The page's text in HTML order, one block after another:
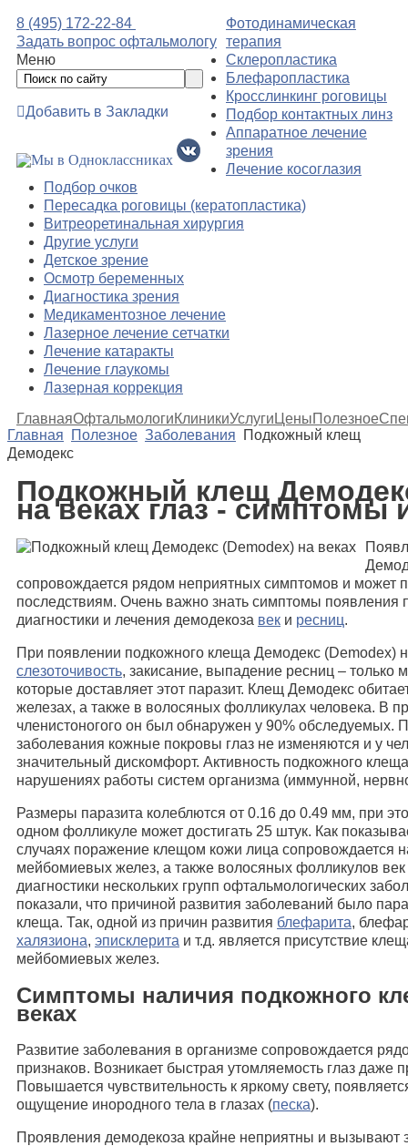
8 (495) 172-22-84
Задать вопрос офтальмологу
Меню
Добавить в Закладки
Фотодинамическая
терапия
Склеропластика
Блефаропластика
Кросслинкинг роговицы
Подбор контактных линз
Аппаратное лечение
зрения
Лечение косоглазия
Подбор очков
Пересадка роговицы (кератопластика)
Витреоретинальная хирургия
Другие услуги
Детское зрение
Осмотр беременных
Диагностика зрения
Медикаментозное лечение
Лазерное лечение сетчатки
Лечение катаракты
Лечение глаукомы
Лазерная коррекция
ГлавнаяОфтальмологиКлиникиУслуги ЦеныПолезное
Главная
Полезное Заболевания
Подкожный клещ
Демодекс
Подкожный клещ
на веках глаз - симптомы
сопровождается рядом неприятных симптомов и может
последствиям. Очень важно знать симптомы появления
диагностики и лечения демодекоза век и ресниц.
При появлении подкожного клеща Демодекс (Demodex)
слезоточивость, закисание, выпадение ресниц – только
которые доставляет этот паразит. Клещ Демодекс
железах, а также в волосяных фолликулах человека. В
членистоногого он был обнаружен у 90% обследуемых.
заболевания кожные покровы глаз не изменяются и у
значительный дискомфорт. Активность подкожного
нарушениях работы систем организма (иммунной,
Размеры паразита колеблются от 0.16 до 0.49 мм, при
одном фолликуле может достигать 25 штук. Как
случаях поражение клещом кожи лица сопровождается
мейбомиевых желез, а также волосяных фолликулов
диагностики нескольких групп офтальмологических
показали, что причиной развития заболеваний было
клеща. Так, одной из причин развития блефарита,
халязиона, эписклерита и т.д. является присутствие
мейбомиевых желез.
Симптомы наличия подкожного
веках
Развитие заболевания в организме сопровождается
признаков. Возникает быстрая утомляемость глаз даже
Повышается чувствительность к яркому свету,
ощущение инородного тела в глазах (песка).
Проявления демодекоза крайне неприятны и вызывают